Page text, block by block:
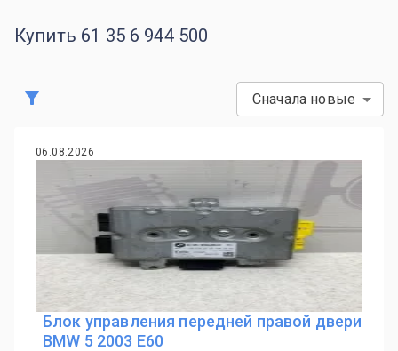
Купить 61 35 6 944 500
Сначала новые
06.08.2026
Блок управления передней правой двери
BMW 5 2003 E60